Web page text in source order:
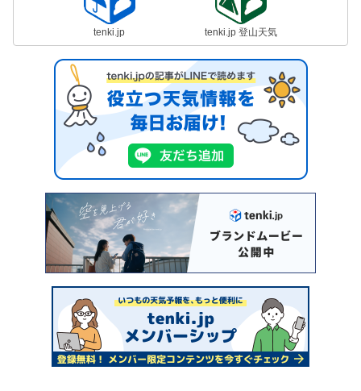
tenki.jp tenki.jp 登山天気